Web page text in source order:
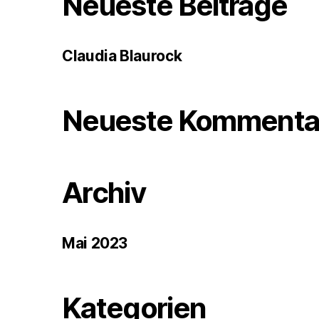
Claudia Blaurock
Neueste
Archiv
Mai 2023
Kategorien